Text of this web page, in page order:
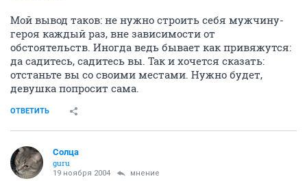
Мой вывод таков: не нужно строить себя мужчину-
героя каждый раз, вне зависимости от
обстоятельств. Иногда ведь бывает как привяжутся:
да садитесь, садитесь вы. Так и хочется сказать:
отстаньте вы со своими местами. Нужно будет,
девушка попросит сама.
ОТВЕТИТЬ
Солца
guru
19 ноября 2004 мнение